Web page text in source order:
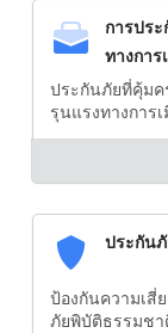
การปร
ทางการ
ประกันภัยที่คุ้มค
รุนแรงทางการเ
ประกัน
ป้องกันความเสี่
ภัยพิบัติธรรมช